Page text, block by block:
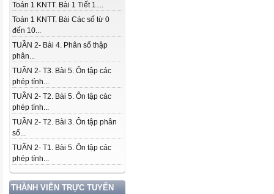
Toán 1 KNTT. Bài 1 Tiết 1....
Toán 1 KNTT. Bài Các số từ 0
đến 10...
TUẦN 2- Bài 4. Phân số thập
phân...
TUẦN 2- T3. Bài 5. Ôn tập các
phép tính...
TUẦN 2- T2. Bài 5. Ôn tập các
phép tính...
TUẦN 2- T2. Bài 3. Ôn tập phân
số...
TUẦN 2- T1. Bài 5. Ôn tập các
phép tính...
THÀNH VIÊN TRỰC TUYẾN